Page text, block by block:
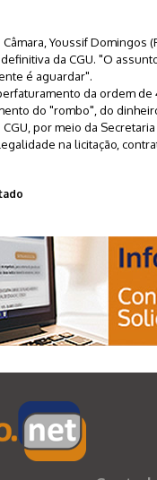
Youssif Domingos
da CGU. "O
é aguardar".
da ordem
do "rombo", do
por meio da
na licitação,